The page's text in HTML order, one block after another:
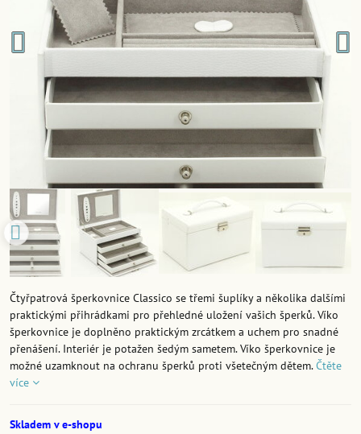
Čtyřpatrová šperkovnice Classico se třemi šuplíky a několika dalšími
praktickými přihrádkami pro přehledné uložení vašich šperků. Víko
šperkovnice je doplněno praktickým zrcátkem a uchem pro snadné
přenášení. Interiér je potažen šedým sametem. Víko šperkovnice je
možné uzamknout na ochranu šperků proti všetečným dětem.Čtěte
více
Skladem v e-shopu